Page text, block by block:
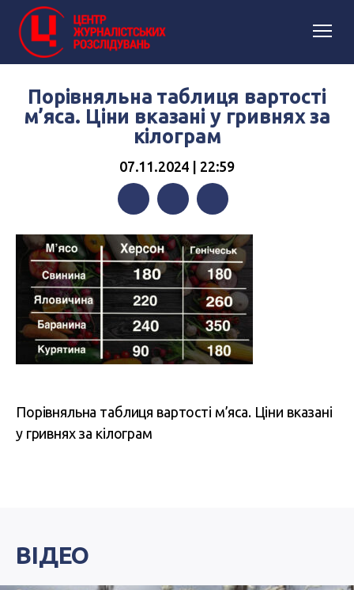
Порівняльна таблиця вартості
м’яса. Ціни вказані у гривнях за
кілограм
07.11.2024 | 22:59
Порівняльна таблиця вартості м’яса. Ціни вказані
у гривнях за кілограм
ВІДЕО